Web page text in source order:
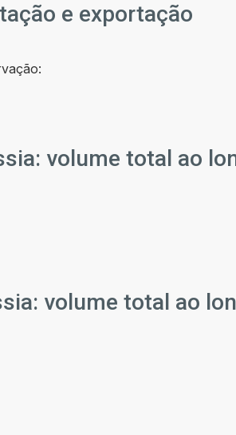
e exportação
volume total ao
volume total ao